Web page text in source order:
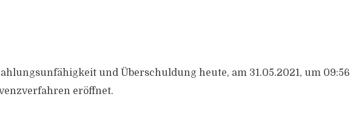
und Überschuldung heute, am 31.05.2021, um 09:56
eröffnet.